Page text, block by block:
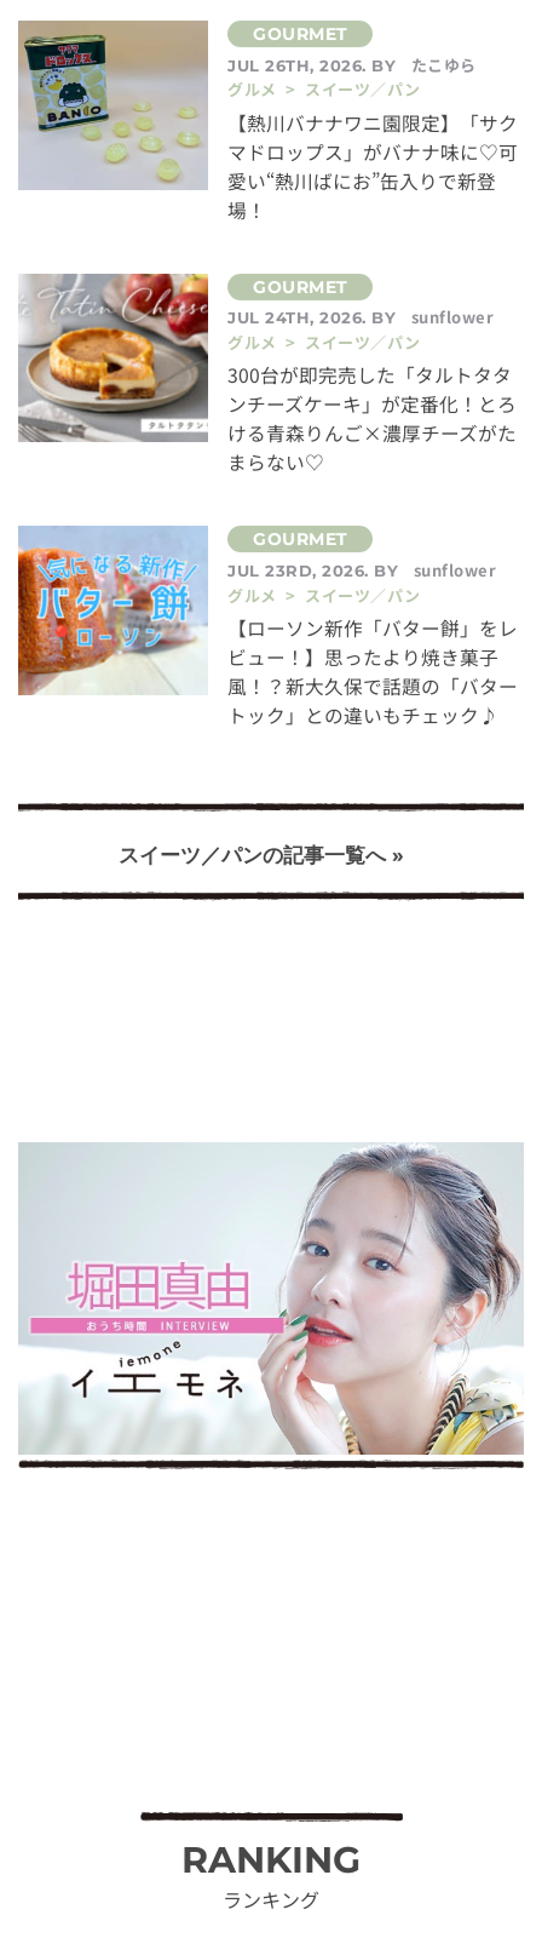
JUL 26TH, 2026. BY
たこゆら
グルメ > スイーツ／パン
【熱川バナナワニ園限定】「サク
マドロップス」がバナナ味に♡可
愛い“熱川ばにお”缶入りで新登
場！
JUL 24TH, 2026. BY
sunflower
グルメ > スイーツ／パン
300台が即完売した「タルトタタ
ンチーズケーキ」が定番化！とろ
ける青森りんご×濃厚チーズがた
まらない♡
JUL 23RD, 2026. BY
sunflower
グルメ > スイーツ／パン
【ローソン新作「バター餅」をレ
ビュー！】思ったより焼き菓子
風！？新大久保で話題の「バター
トック」との違いもチェック♪
スイーツ／パンの記事一覧へ »
RANKING
ランキング